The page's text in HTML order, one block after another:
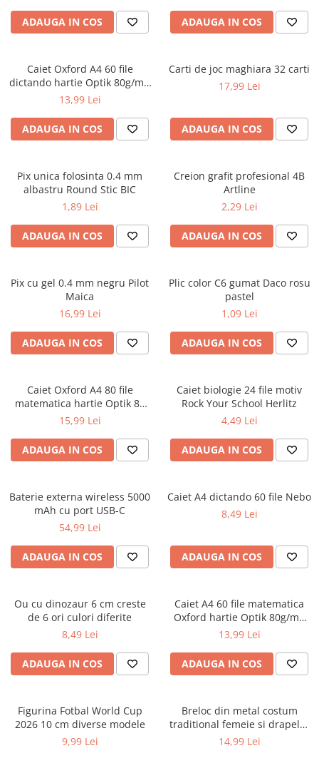
Caiete foi veline
Vocabulare
Blocuri de desen școlare
Hârtie pentru lucru manual
Accesorii geometrie și matematică
Rigle și Echere
Compasuri
Truse geometrie
Socotitori și bețisoare pentru
numărat
Ghiozdane și rucsacuri
Rucsacuri școlare și casual
Ghiozdane pentru grădinită
Penare
Penare neechipate
Penare tip etui
Acuarele și pensule școlare
Acuarele școlare și Tempera
Pensule școlare
Cărți
Cărți pentru copii
Cărți ilustrate și interactive
Materiale educaționale
Benzi desenate
Hobby și activități pentru copii
Educație și carte școlară
Culegeri și materiale auxiliare
Caiete de vacanță
Bibliografie școlară
ADAUGA IN COS ADAUGA IN COS
Caiet Oxford A4 60 file
dictando hartie Optik 80g/mp
Touch Pastel
13,99 Lei
ADAUGA IN COS
Carti de joc maghiara 32 carti
17,99 Lei
ADAUGA IN COS
Pix unica folosinta 0.4 mm
albastru Round Stic BIC
1,89 Lei
ADAUGA IN COS
Creion grafit profesional 4B
Artline
2,29 Lei
ADAUGA IN COS
Pix cu gel 0.4 mm negru Pilot
Maica
16,99 Lei
ADAUGA IN COS
Plic color C6 gumat Daco rosu
pastel
1,09 Lei
ADAUGA IN COS
Caiet Oxford A4 80 file
matematica hartie Optik 80
g/mp motiv Teenager
15,99 Lei
ADAUGA IN COS
Caiet biologie 24 file motiv
Rock Your School Herlitz
4,49 Lei
ADAUGA IN COS
Baterie externa wireless 5000
mAh cu port USB-C
54,99 Lei
ADAUGA IN COS
Caiet A4 dictando 60 file Nebo
8,49 Lei
ADAUGA IN COS
Ou cu dinozaur 6 cm creste
de 6 ori culori diferite
8,49 Lei
ADAUGA IN COS
Caiet A4 60 file matematica
Oxford hartie Optik 80g/mp
motiv Touch Pastel
13,99 Lei
ADAUGA IN COS
Figurina Fotbal World Cup
2026 10 cm diverse modele
9,99 Lei
Breloc din metal costum
traditional femeie si drapelul
Romaniei 9 cm
14,99 Lei